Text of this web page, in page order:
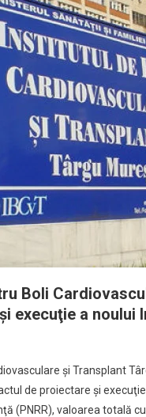
Boli
execuţie a noului
şi Transplant
de proiectare şi
(PNRR), valoarea totală